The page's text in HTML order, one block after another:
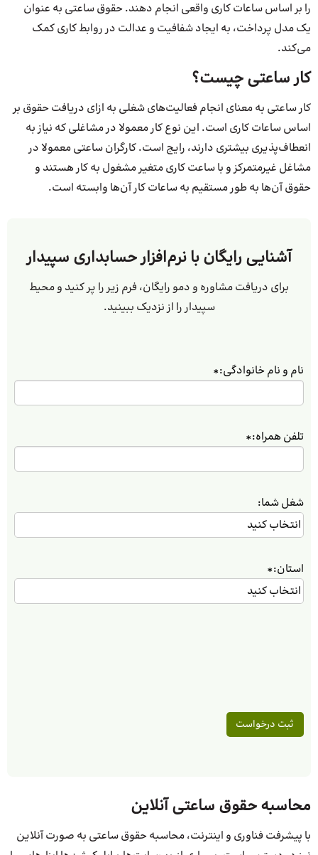
را بر اساس ساعات کاری واقعی انجام دهند. حقوق ساعتی به عنوان
یک مدل پرداخت، به ایجاد شفافیت و عدالت در روابط کاری کمک
می‌کند.
کار ساعتی چیست؟
کار ساعتی به معنای انجام فعالیت‌های شغلی به ازای دریافت حقوق بر
اساس ساعات کاری است. این نوع کار معمولا در مشاغلی که نیاز به
انعطاف‌پذیری بیشتری دارند، رایج است. کارگران ساعتی معمولا در
مشاغل غیرمتمرکز و با ساعت کاری متغیر مشغول به کار هستند و
حقوق آن‌ها به طور مستقیم به ساعات کار آن‌ها وابسته است.
آشنایی رایگان با نرم‌افزار حسابداری سپیدار
برای دریافت مشاوره و دمو رایگان، فرم زیر را پر کنید و محیط
سپیدار را از نزدیک ببینید.
نام و نام خانوادگی:*
تلفن همراه:*
شغل شما:
استان:*
محاسبه حقوق ساعتی آنلاین
با پیشرفت فناوری و اینترنت، محاسبه حقوق ساعتی به صورت آنلاین